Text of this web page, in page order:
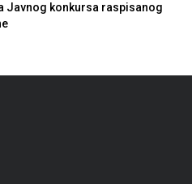
Javnog konkursa raspisanog